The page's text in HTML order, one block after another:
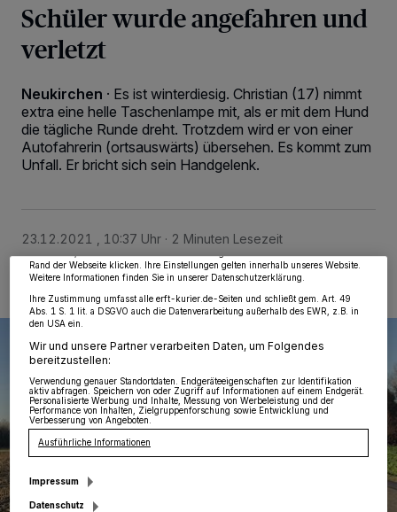
Schüler wurde angefahren und
verletzt
Neukirchen · Es ist winterdiesig. Christian (17) nimmt
extra eine helle Taschenlampe mit, als er mit dem Hund
die tägliche Runde dreht. Trotzdem wird er von einer
Autofahrerin (ortsauswärts) übersehen. Es kommt zum
Unfall. Er bricht sich sein Handgelenk.
23.12.2021 , 10:37 Uhr 2 Minuten Lesezeit
Wir und unsere 218-Partner speichern und greifen auf personenbezogene Daten
wieder aufrufen, um Ihre Einstellungen zu ändern oder Ihre Einwilligung zu
Rand der Webseite klicken. Ihre Einstellungen gelten innerhalb unseres Website.
Weitere Informationen finden Sie in unserer Datenschutzerklärung.
Ihre Zustimmung umfasst alle erft-kurier.de-Seiten und schließt gem. Art. 49
Abs. 1 S. 1 lit. a DSGVO auch die Datenverarbeitung außerhalb des EWR, z.B. in
den USA ein.
Wir und unsere Partner verarbeiten Daten, um Folgendes
bereitzustellen:
Verwendung genauer Standortdaten. Endgeräteeigenschaften zur Identifikation
aktiv abfragen. Speichern von oder Zugriff auf Informationen auf einem Endgerät.
Personalisierte Werbung und Inhalte, Messung von Werbeleistung und der
Performance von Inhalten, Zielgruppenforschung sowie Entwicklung und
Verbesserung von Angeboten.
Ausführliche Informationen
Impressum
Datenschutz